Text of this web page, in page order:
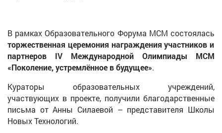
В рамках Образовательного Форума МСМ состоялась
торжественная церемония награждения участников и
партнеров IV Международной Олимпиады МСМ
«Поколение, устремлённое в будущее».
Кураторы образовательных учреждений,
участвующих в проекте, получили благодарственные
письма от Анны Силаевой – представителя Школы
Новых Технологий.